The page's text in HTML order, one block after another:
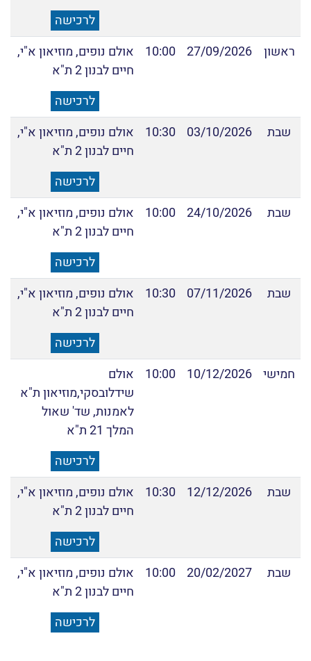
לרכישה
ראשון
27/09/2026
10:00
אולם נופים, מוזיאון א"י,
חיים לבנון 2 ת"א
לרכישה
שבת
03/10/2026
10:30
אולם נופים, מוזיאון א"י,
חיים לבנון 2 ת"א
לרכישה
שבת
24/10/2026
10:00
אולם נופים, מוזיאון א"י,
חיים לבנון 2 ת"א
לרכישה
שבת
07/11/2026
10:30
אולם נופים, מוזיאון א"י,
חיים לבנון 2 ת"א
לרכישה
חמישי 10/12/2026
10:00
אולם
שידלובסקי,מוזיאון ת"א
לאמנות, שד' שאול
המלך 21 ת"א
לרכישה
שבת
12/12/2026
10:30
אולם נופים, מוזיאון א"י,
חיים לבנון 2 ת"א
לרכישה
שבת
20/02/2027
10:00
אולם נופים, מוזיאון א"י,
חיים לבנון 2 ת"א
לרכישה